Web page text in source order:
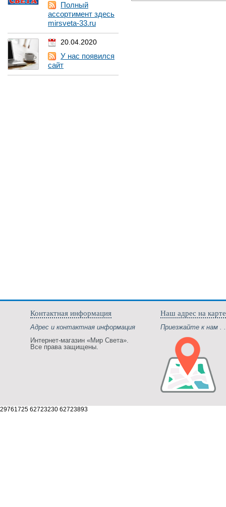
Полный
ассортимент здесь
mirsveta-33.ru
20.04.2020
У нас появился
сайт
Контактная информация
Адрес и контактная информация
Интернет-магазин «Мир Света».
Все права защищены.
Наш адрес на карте
Приезжайте к нам .
29761725 62723230 62723893